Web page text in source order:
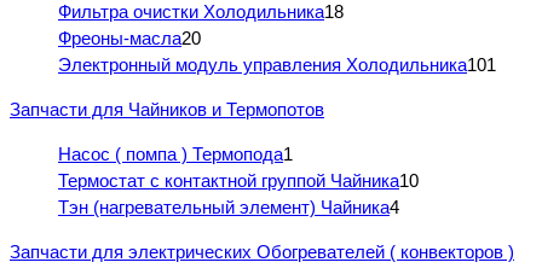
Фильтра очистки Холодильника18
Фреоны-масла20
Электронный модуль управления Холодильника101
Запчасти для Чайников и Термопотов
Насос ( помпа ) Термопода1
Термостат с контактной группой Чайника10
Тэн (нагревательный элемент) Чайника4
Запчасти для электрических Обогревателей ( конвекторов )